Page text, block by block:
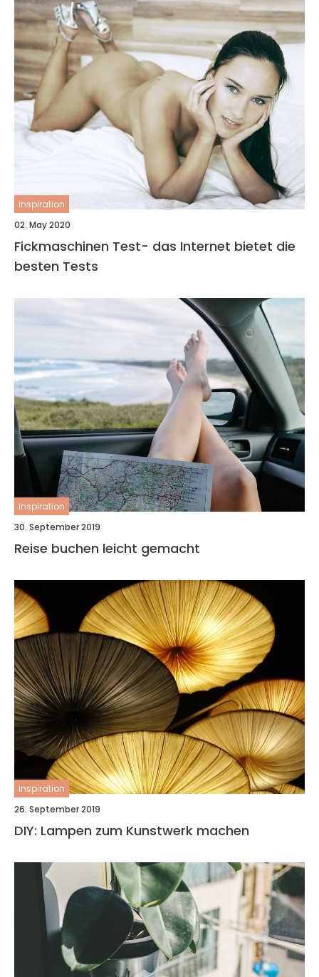
inspiration
02. May 2020
Fickmaschinen Test- das Internet bietet die
besten Tests
inspiration
30. September 2019
Reise buchen leicht gemacht
inspiration
26. September 2019
DIY: Lampen zum Kunstwerk machen